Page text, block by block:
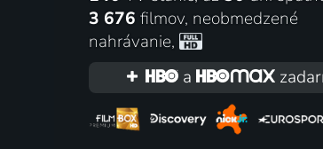
3 676 filmov, neobmedzené
nahrávanie,
a